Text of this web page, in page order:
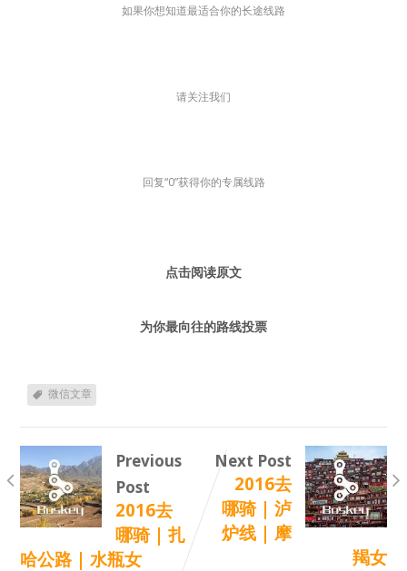
如果你想知道最适合你的长途线路
请关注我们
回复“0”获得你的专属线路
点击阅读原文
为你最向往的路线投票
微信文章
Previous
Post
2016去
哪骑 | 扎
哈公路 | 水瓶女
Next Post
2016去
哪骑 | 泸
炉线 | 摩
羯女